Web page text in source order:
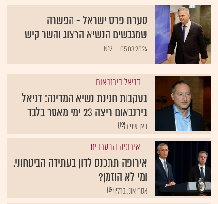
סערת פרס ישראל - הפשרה
שמגבשים הנשיא הרצוג והשר קיש
05.03.2024
N12
דניאל בירנבאום
בעקבות חנינת נשיא המדינה: דניאל
בירנבאום ריצה 23 ימי מאסר בלבד
{19}ניצן שפיר
אירופה המערבית
אירופה תתכנס לדון בעתידה הביטחוני.
ומי לא הוזמן?
{19}אסף אוני, ברלין